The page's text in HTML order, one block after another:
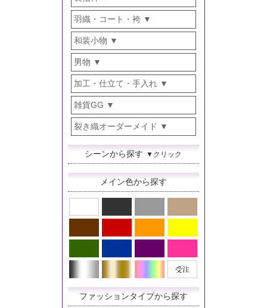
羽織・コート・袴
和装小物
男物
加工・仕立て・手入れ
雑貨GG
裂き織オーダーメイド
シーンから探す ▼クリック
メイン色から探す
ファッションタイプから探す